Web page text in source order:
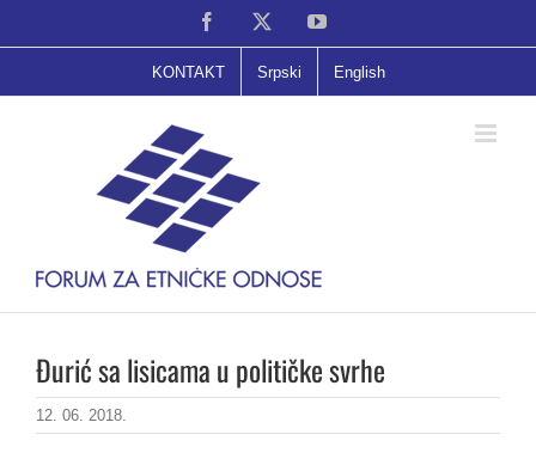
Facebook YouTube
KONTAKT Srpski English
Đurić sa lisicama u političke svrhe
12. 06. 2018.